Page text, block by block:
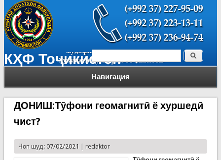
КҲФ Тоҷикистон
Навигация
Форма поиска Поиск
ДОНИШ:Тӯфони геомагнитӣ ё хуршедӣ
чист?
Чоп шуд: 07/02/2021 | redaktor